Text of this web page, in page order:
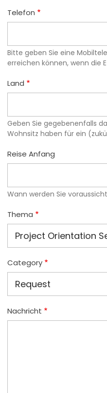
Telefon
Bitte geben Sie eine
erreichen können, wenn die
Land
Geben Sie gegebenenfalls
Wohnsitz haben für ein
Reise Anfang
Wann werden Sie
Thema
Category
Nachricht